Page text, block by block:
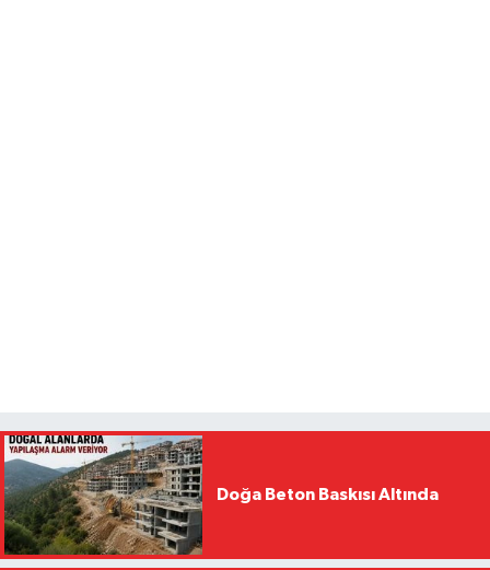
Doğa Beton Baskısı Altında